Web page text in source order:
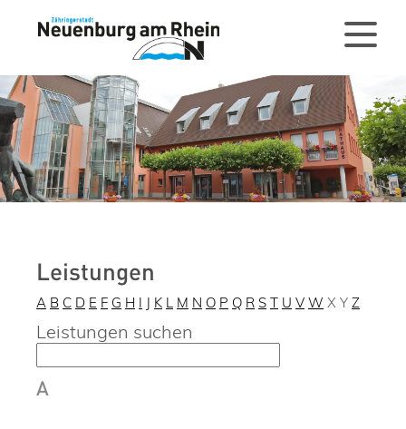
Leistungen
A B C D E F G H I J K L M N O P Q R S T U V W X Y Z
Leistungen suchen
A